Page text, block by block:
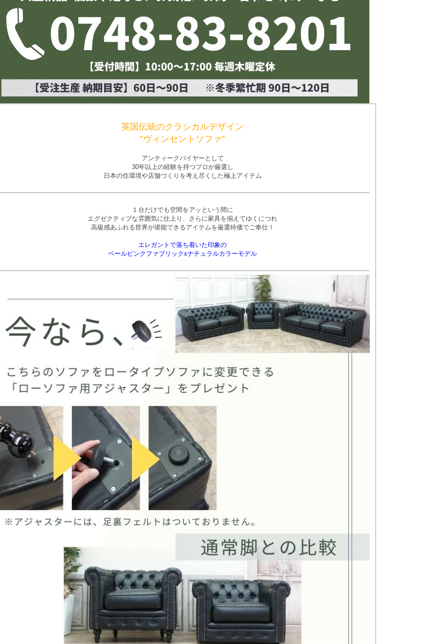
英国伝統のクラシカルデザイン
”ヴィンセントソファ”
アンティークバイヤーとして
30年以上の経験を持つプロが厳選し
日本の住環境や店舗づくりを考え尽くした極上アイテム
１台だけでも空間をアッという間に
エグゼクティブな雰囲気に仕上り、さらに家具を揃えてゆくにつれ
高級感あふれる世界が堪能できるアイテムを厳選特価でご奉仕！
エレガントで落ち着いた印象の
ペールピンクファブリックxナチュラルカラーモデル